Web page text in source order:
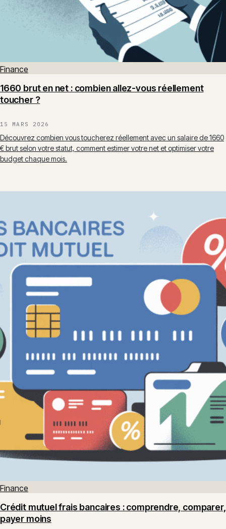
Finance
1660 brut en net : combien allez-vous réellement
toucher ?
15 MARS 2026
Découvrez combien vous toucherez réellement avec un salaire de 1660
€ brut selon votre statut, comment estimer votre net et optimiser votre
budget chaque mois.
Finance
Crédit mutuel frais bancaires : comprendre, comparer,
payer moins